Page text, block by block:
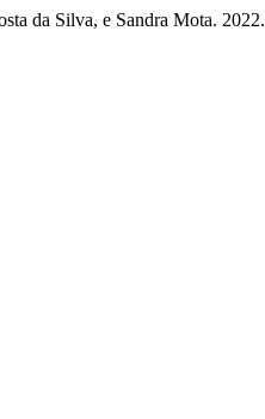
da Silva, e Sandra Mota.